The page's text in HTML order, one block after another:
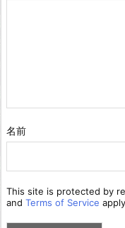
名前
This site is protected by
and Terms of Service